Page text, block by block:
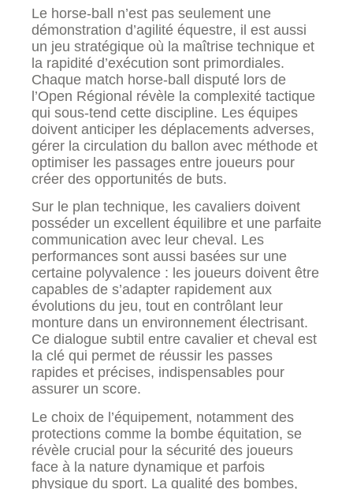
Le horse-ball n’est pas seulement une
démonstration d’agilité équestre, il est aussi
un jeu stratégique où la maîtrise technique et
la rapidité d’exécution sont primordiales.
Chaque match horse-ball disputé lors de
l’Open Régional révèle la complexité tactique
qui sous-tend cette discipline. Les équipes
doivent anticiper les déplacements adverses,
gérer la circulation du ballon avec méthode et
optimiser les passages entre joueurs pour
créer des opportunités de buts.
Sur le plan technique, les cavaliers doivent
posséder un excellent équilibre et une parfaite
communication avec leur cheval. Les
performances sont aussi basées sur une
certaine polyvalence : les joueurs doivent être
capables de s’adapter rapidement aux
évolutions du jeu, tout en contrôlant leur
monture dans un environnement électrisant.
Ce dialogue subtil entre cavalier et cheval est
la clé qui permet de réussir les passes
rapides et précises, indispensables pour
assurer un score.
Le choix de l’équipement, notamment des
protections comme la bombe équitation, se
révèle crucial pour la sécurité des joueurs
face à la nature dynamique et parfois
physique du sport. La qualité des bombes,